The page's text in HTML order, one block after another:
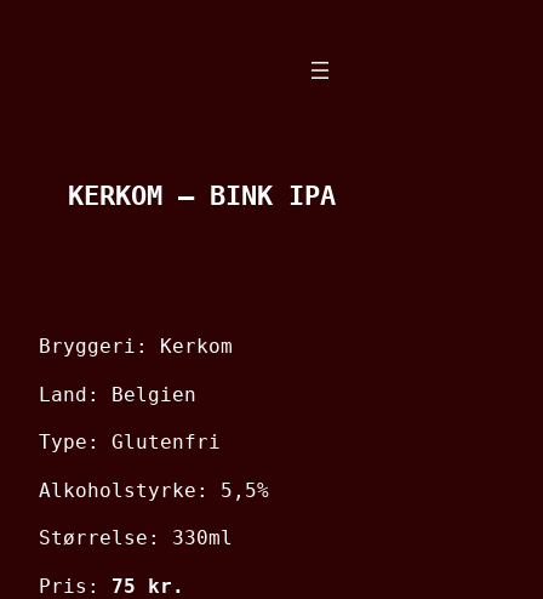
KERKOM – BINK IPA
Bryggeri: Kerkom
Land: Belgien
Type: Glutenfri
Alkoholstyrke: 5,5%
Størrelse: 330ml
Pris: 75 kr.